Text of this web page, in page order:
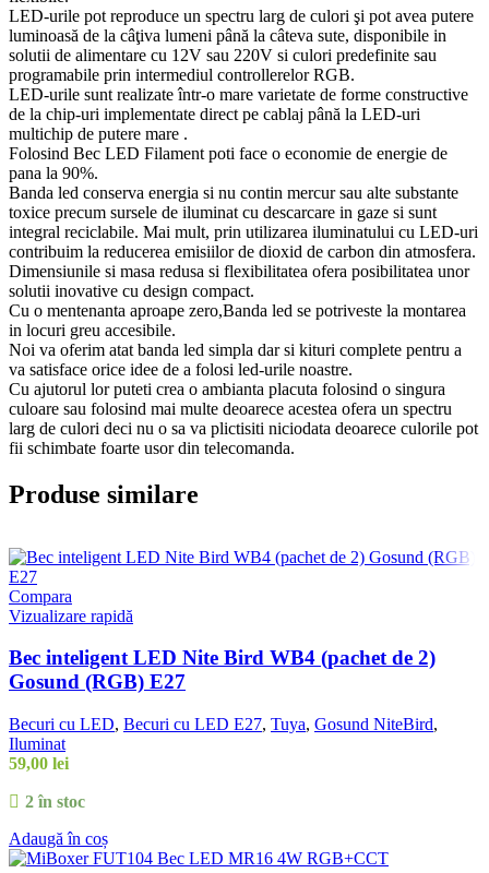
LED-urile pot reproduce un spectru larg de culori şi pot avea putere
luminoasă de la câţiva lumeni până la câteva sute, disponibile in
solutii de alimentare cu 12V sau 220V si culori predefinite sau
programabile prin intermediul controllerelor RGB.
LED-urile sunt realizate într-o mare varietate de forme constructive
de la chip-uri implementate direct pe cablaj până la LED-uri
multichip de putere mare .
Folosind Bec LED Filament poti face o economie de energie de
pana la 90%.
Banda led conserva energia si nu contin mercur sau alte substante
toxice precum sursele de iluminat cu descarcare in gaze si sunt
integral reciclabile. Mai mult, prin utilizarea iluminatului cu LED-uri
contribuim la reducerea emisiilor de dioxid de carbon din atmosfera.
Dimensiunile si masa redusa si flexibilitatea ofera posibilitatea unor
solutii inovative cu design compact.
Cu o mentenanta aproape zero,Banda led se potriveste la montarea
in locuri greu accesibile.
Noi va oferim atat banda led simpla dar si kituri complete pentru a
va satisface orice idee de a folosi led-urile noastre.
Cu ajutorul lor puteti crea o ambianta placuta folosind o singura
culoare sau folosind mai multe deoarece acestea ofera un spectru
larg de culori deci nu o sa va plictisiti niciodata deoarece culorile pot
fii schimbate foarte usor din telecomanda.
Produse similare
Compara
Vizualizare rapidă
Bec inteligent LED Nite Bird WB4 (pachet de 2)
Gosund (RGB) E27
Becuri cu LED, Becuri cu LED E27, Tuya, Gosund NiteBird,
Iluminat
59,00 lei
2 în stoc
Adaugă în coș